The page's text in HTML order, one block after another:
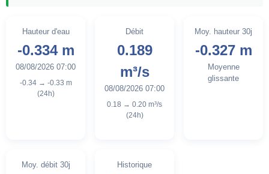
Hauteur d'eau
-0.334 m
08/08/2026 07:00
-0.34 → -0.33 m
(24h)
Débit
0.189
m³/s
08/08/2026 07:00
0.18 → 0.20 m³/s
(24h)
Moy. hauteur 30j
-0.327 m
Moyenne
glissante
Moy. débit 30j Historique